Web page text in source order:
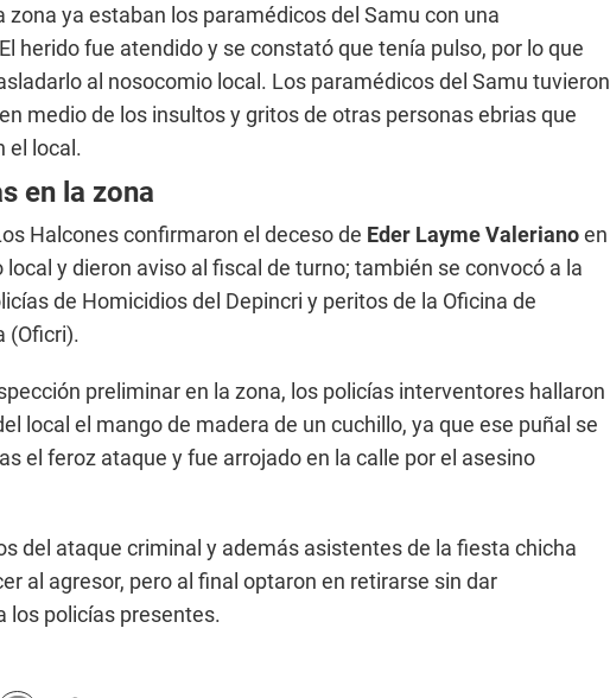
zona ya estaban los paramédicos del Samu con una
herido fue atendido y se constató que tenía pulso, por lo que
al nosocomio local. Los paramédicos del Samu tuvieron
medio de los insultos y gritos de otras personas ebrias que
el local.
en la zona
Halcones confirmaron el deceso de Eder Layme Valerianoen
local y dieron aviso al fiscal de turno; también se convocó a la
de Homicidios del Depincri y peritos de la Oficina de
(Oficri).
preliminar en la zona, los policías interventores hallaron
local el mango de madera de un cuchillo, ya que ese puñal se
el feroz ataque y fue arrojado en la calle por el asesino
del ataque criminal y además asistentes de la fiesta chicha
al agresor, pero al final optaron en retirarse sin dar
los policías presentes.